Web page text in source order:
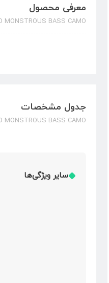
معرفی محصول
MONSTROUS BASS CAMO
جدول مشخصات
MONSTROUS BASS CAMO
سایر ویژگی‌ها